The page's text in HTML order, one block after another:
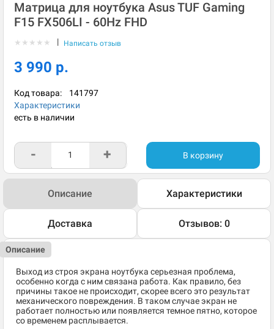
Матрица для ноутбука Asus TUF Gaming
F15 FX506LI - 60Hz FHD
★ ★ ★ ★ ★ | Написать отзыв
3 990 р.
Код товара: 141797
Характеристики
есть в наличии
- + В корзину
Описание Характеристики
Доставка Отзывов: 0
Описание
Выход из строя экрана ноутбука серьезная проблема,
особенно когда с ним связана работа. Как правило, без
причины такое не происходит, скорее всего это результат
механического повреждения. В таком случае экран не
работает полностью или появляется темное пятно, которое
со временем расплывается.